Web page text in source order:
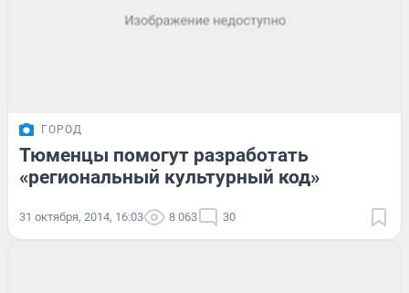
ГОРОД
Тюменцы помогут разработать
«региональный культурный код»
31 октября, 2014, 16:03 8 063 30